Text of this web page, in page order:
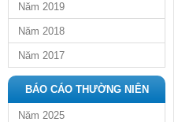
Năm 2019
Năm 2018
Năm 2017
BÁO CÁO THƯỜNG NIÊN
Năm 2025